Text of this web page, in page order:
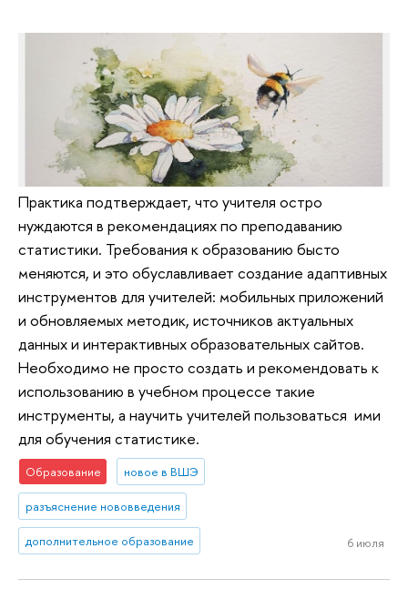
Практика подтверждает, что учителя остро
нуждаются в рекомендациях по преподаванию
статистики. Требования к образованию бысто
меняются, и это обуславливает создание адаптивных
инструментов для учителей: мобильных приложений
и обновляемых методик, источников актуальных
данных и интерактивных образовательных сайтов.
Необходимо не просто создать и рекомендовать к
использованию в учебном процессе такие
инструменты, а научить учителей пользоваться ими
для обучения статистике.
Образование новое в ВШЭ
разъяснение нововведения
дополнительное образование 6 июля